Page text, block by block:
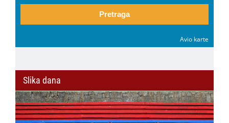
Pretraga
Avio karte
Slika dana